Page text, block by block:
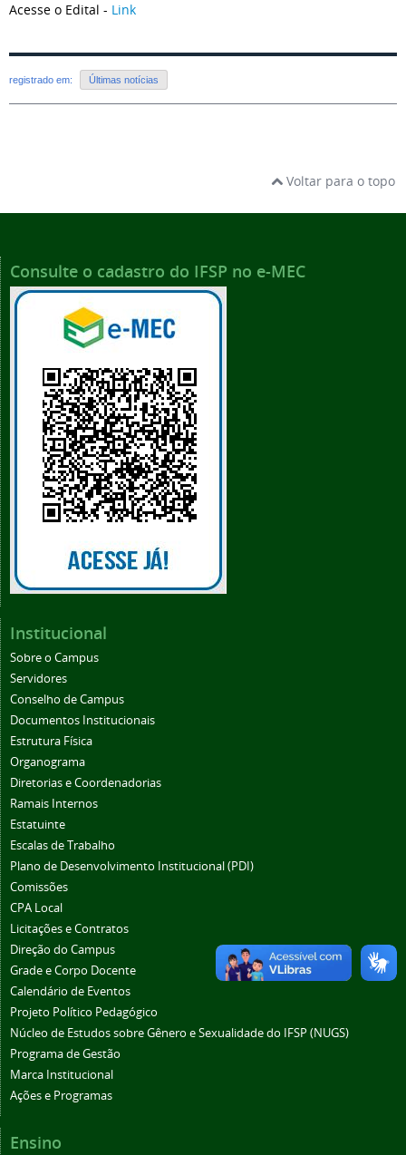
Acesse o Edital - Link
registrado em: Últimas notícias
Voltar para o topo
Consulte o cadastro do IFSP no e-MEC
Institucional
Sobre o Campus
Servidores
Conselho de Campus
Documentos Institucionais
Estrutura Física
Organograma
Diretorias e Coordenadorias
Ramais Internos
Estatuinte
Escalas de Trabalho
Plano de Desenvolvimento Institucional (PDI)
Comissões
CPA Local
Licitações e Contratos
Direção do Campus
Grade e Corpo Docente
Calendário de Eventos
Projeto Político Pedagógico
Núcleo de Estudos sobre Gênero e Sexualidade do IFSP (NUGS)
Programa de Gestão
Marca Institucional
Ações e Programas
Ensino